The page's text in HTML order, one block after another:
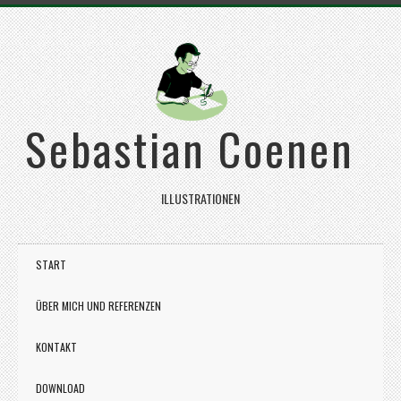
Sebastian Coenen
ILLUSTRATIONEN
START
ÜBER MICH UND REFERENZEN
KONTAKT
DOWNLOAD